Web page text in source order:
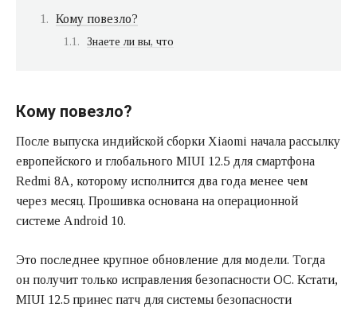
Кому повезло?
Знаете ли вы, что
Кому повезло?
После выпуска индийской сборки Xiaomi начала рассылку
европейского и глобального MIUI 12.5 для смартфона
Redmi 8A, которому исполнится два года менее чем
через месяц. Прошивка основана на операционной
системе Android 10.
Это последнее крупное обновление для модели. Тогда
он получит только исправления безопасности ОС. Кстати,
MIUI 12.5 принес патч для системы безопасности